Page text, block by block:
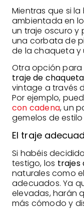
Mientras que si
ambientada en
un traje oscuro y
una corbata de
de la chaqueta y
Otra opción para
traje de
vintage a través
Por ejemplo,
con cadena, un
gemelos de
El traje
Si habéis
testigo, los trajes
naturales como
adecuados. Ya
elevadas, harán
más cómodo y